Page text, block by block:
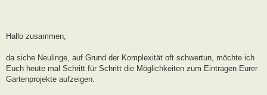
Hallo zusammen,
da siche Neulinge, auf Grund der Komplexität oft schwertun, möchte ich
Euch heute mal Schritt für Schritt die Möglichkeiten zum Eintragen Eurer
Gartenprojekte aufzeigen.